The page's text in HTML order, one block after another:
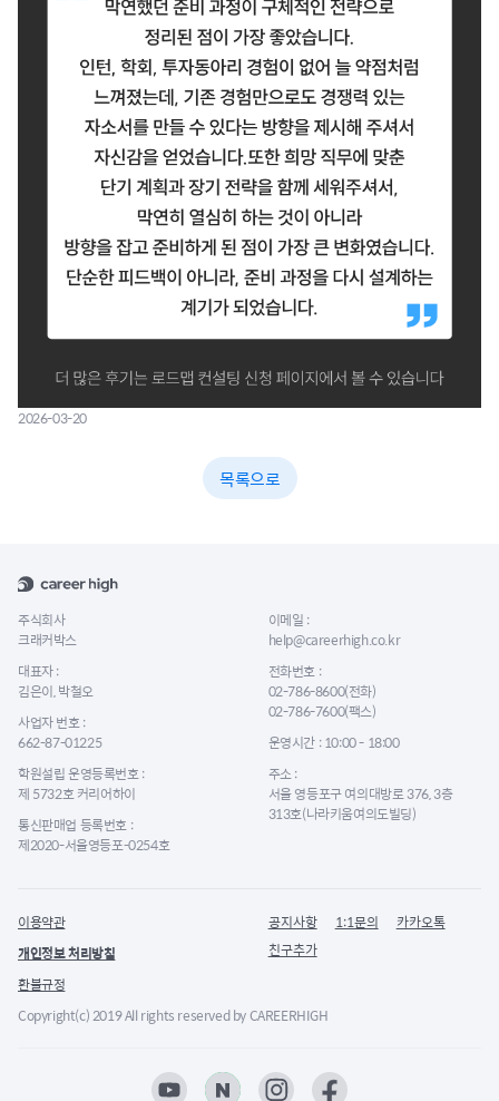
2026-03-20
목록으로
주식회사
크래커박스
대표자 :
김은이, 박철오
사업자 번호 :
662-87-01225
학원설립 운영등록번호 :
제 5732호 커리어하이
통신판매업 등록번호 :
제2020-서울영등포-0254호
이메일 :
help@careerhigh.co.kr
전화번호 :
02-786-8600(전화)
02-786-7600(팩스)
운영시간 : 10:00 - 18:00
주소 :
서울 영등포구 여의대방로 376, 3층
313호(나라키움여의도빌딩)
이용약관
개인정보 처리방침
환불규정
공지사항 1:1문의
카카오톡
친구추가
Copyright(c) 2019 All rights reserved by CAREERHIGH